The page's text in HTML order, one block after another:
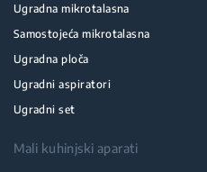
Ugradna mikrotalasna
Samostojeća mikrotalasna
Ugradna ploča
Ugradni aspiratori
Ugradni set
Mali kuhinjski aparati